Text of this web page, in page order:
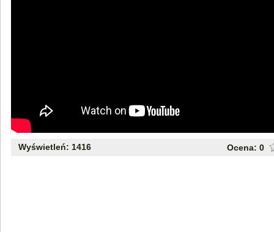
Wyświetleń: 1416 Ocena: 0